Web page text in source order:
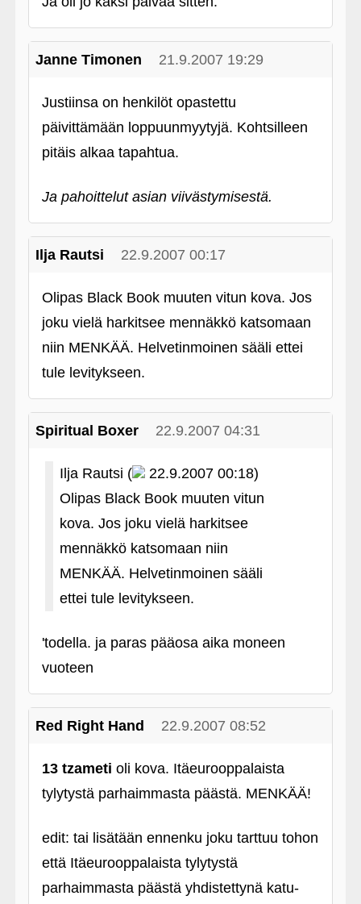
Janne Timonen 21.9.2007 19:29
Justiinsa on henkilöt opastettu
päivittämään loppuunmyytyjä. Kohtsilleen
pitäis alkaa tapahtua.
Ja pahoittelut asian viivästymisestä.
Ilja Rautsi 22.9.2007 00:17
Olipas Black Book muuten vitun kova. Jos
joku vielä harkitsee mennäkkö katsomaan
niin MENKÄÄ. Helvetinmoinen sääli ettei
tule levitykseen.
Spiritual Boxer 22.9.2007 04:31
Ilja Rautsi (
22.9.2007 00:18)
Olipas Black Book muuten vitun
kova. Jos joku vielä harkitsee
mennäkkö katsomaan niin
MENKÄÄ. Helvetinmoinen sääli
ettei tule levitykseen.
'todella. ja paras pääosa aika moneen
vuoteen
Red Right Hand 22.9.2007 08:52
13 tzameti oli kova. Itäeurooppalaista
tylytystä parhaimmasta päästä. MENKÄÄ!
edit: tai lisätään ennenku joku tarttuu tohon
että Itäeurooppalaista tylytystä
parhaimmasta päästä yhdistettynä katu-